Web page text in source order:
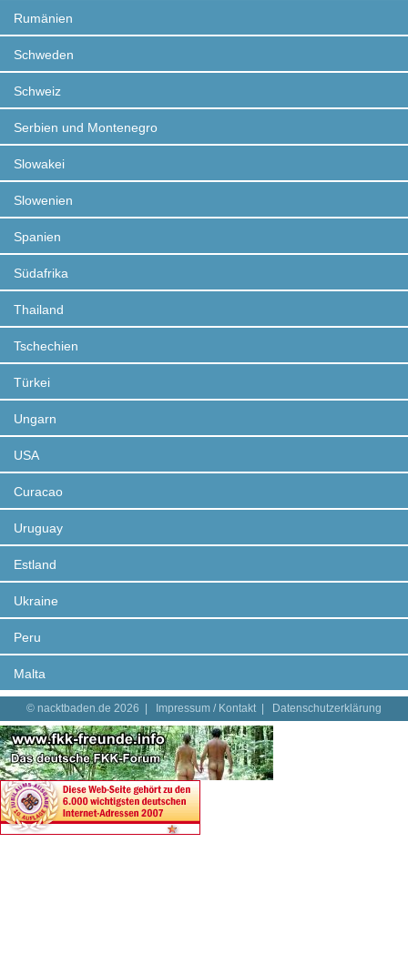
Rumänien
Schweden
Schweiz
Serbien und Montenegro
Slowakei
Slowenien
Spanien
Südafrika
Thailand
Tschechien
Türkei
Ungarn
USA
Curacao
Uruguay
Estland
Ukraine
Peru
Malta
© nacktbaden.de 2026 | Impressum / Kontakt| Datenschutzerklärung